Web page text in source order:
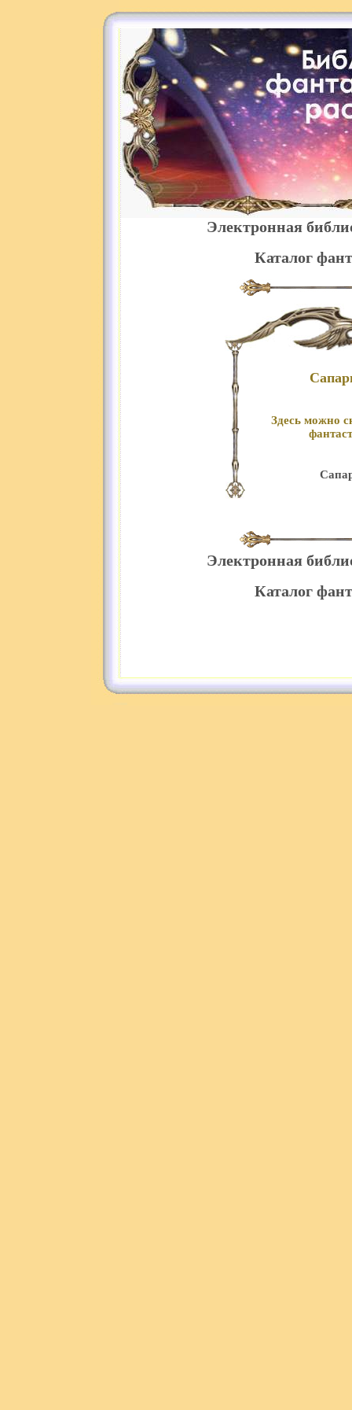
Электронная
Каталог
Здесь можно
Электронная
Каталог